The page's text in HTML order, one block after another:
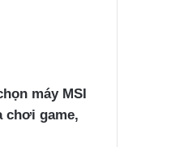
máy MSI
chơi game,